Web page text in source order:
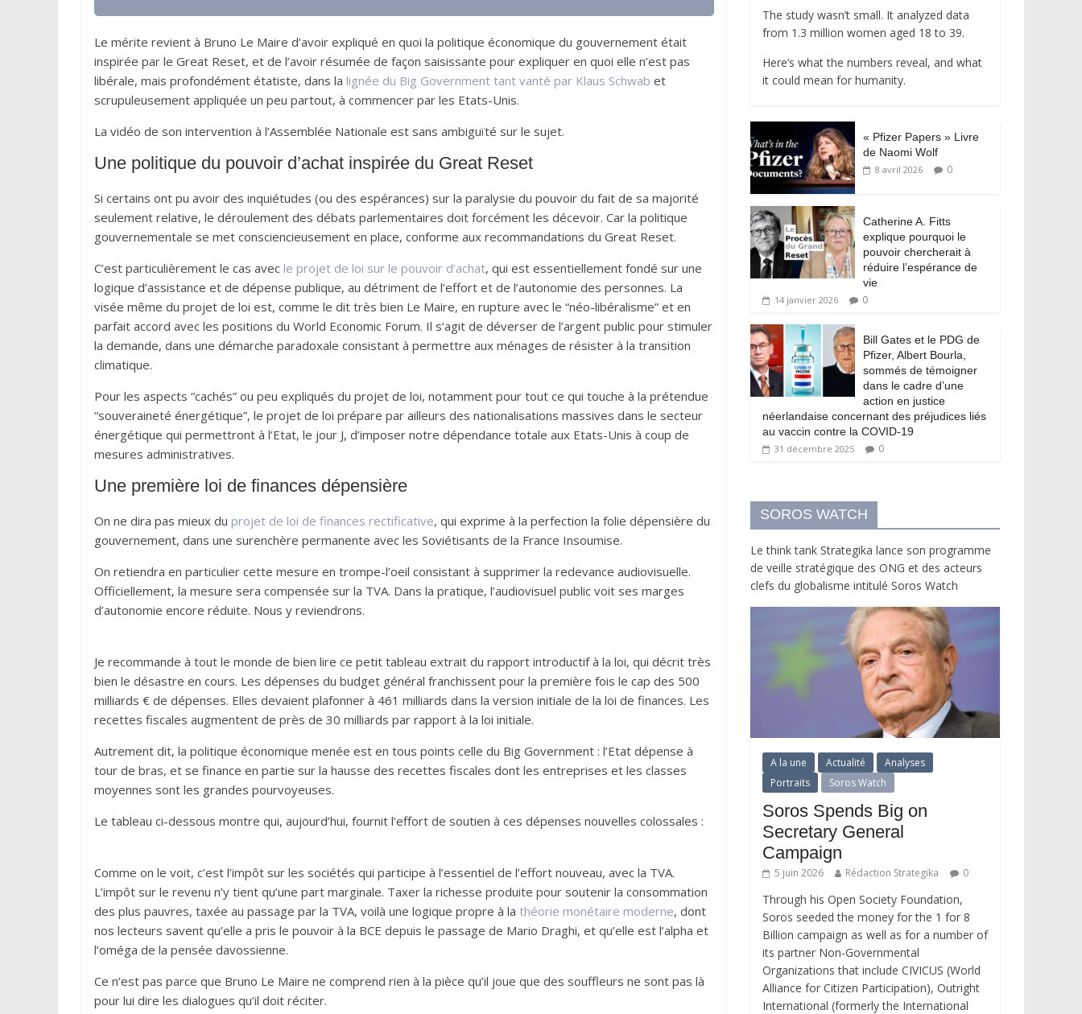
Le mérite revient à Bruno Le Maire d’avoir expliqué en quoi la politique économique du gouvernement était
inspirée par le Great Reset, et de l’avoir résumée de façon saisissante pour expliquer en quoi elle n’est pas
libérale, mais profondément étatiste, dans la lignée du Big Government tant vanté par Klaus Schwab et
scrupuleusement appliquée un peu partout, à commencer par les Etats-Unis.
La vidéo de son intervention à l’Assemblée Nationale est sans ambiguïté sur le sujet.
Une politique du pouvoir d’achat inspirée du Great Reset
Si certains ont pu avoir des inquiétudes (ou des espérances) sur la paralysie du pouvoir du fait de sa majorité
seulement relative, le déroulement des débats parlementaires doit forcément les décevoir. Car la politique
gouvernementale se met consciencieusement en place, conforme aux recommandations du Great Reset.
C’est particulièrement le cas avec le projet de loi sur le pouvoir d’achat, qui est essentiellement fondé sur une
logique d’assistance et de dépense publique, au détriment de l’effort et de l’autonomie des personnes. La
visée même du projet de loi est, comme le dit très bien Le Maire, en rupture avec le “néo-libéralisme” et en
parfait accord avec les positions du World Economic Forum. Il s’agit de déverser de l’argent public pour stimuler
la demande, dans une démarche paradoxale consistant à permettre aux ménages de résister à la transition
climatique.
Pour les aspects “cachés” ou peu expliqués du projet de loi, notamment pour tout ce qui touche à la prétendue
“souveraineté énergétique”, le projet de loi prépare par ailleurs des nationalisations massives dans le secteur
énergétique qui permettront à l’Etat, le jour J, d’imposer notre dépendance totale aux Etats-Unis à coup de
mesures administratives.
Une première loi de finances dépensière
On ne dira pas mieux du projet de loi de finances rectificative, qui exprime à la perfection la folie dépensière du
gouvernement, dans une surenchère permanente avec les Soviétisants de la France Insoumise.
On retiendra en particulier cette mesure en trompe-l’oeil consistant à supprimer la redevance audiovisuelle.
Officiellement, la mesure sera compensée sur la TVA. Dans la pratique, l’audiovisuel public voit ses marges
d’autonomie encore réduite. Nous y reviendrons.
Je recommande à tout le monde de bien lire ce petit tableau extrait du rapport introductif à la loi, qui décrit très
bien le désastre en cours. Les dépenses du budget général franchissent pour la première fois le cap des 500
milliards € de dépenses. Elles devaient plafonner à 461 milliards dans la version initiale de la loi de finances. Les
recettes fiscales augmentent de près de 30 milliards par rapport à la loi initiale.
Autrement dit, la politique économique menée est en tous points celle du Big Government : l’Etat dépense à
tour de bras, et se finance en partie sur la hausse des recettes fiscales dont les entreprises et les classes
moyennes sont les grandes pourvoyeuses.
Le tableau ci-dessous montre qui, aujourd’hui, fournit l’effort de soutien à ces dépenses nouvelles colossales :
Comme on le voit, c’est l’impôt sur les sociétés qui participe à l’essentiel de l’effort nouveau, avec la TVA.
L’impôt sur le revenu n’y tient qu’une part marginale. Taxer la richesse produite pour soutenir la consommation
des plus pauvres, taxée au passage par la TVA, voilà une logique propre à la théorie monétaire moderne, dont
nos lecteurs savent qu’elle a pris le pouvoir à la BCE depuis le passage de Mario Draghi, et qu’elle est l’alpha et
l’oméga de la pensée davossienne.
Ce n’est pas parce que Bruno Le Maire ne comprend rien à la pièce qu’il joue que des souffleurs ne sont pas là
pour lui dire les dialogues qu’il doit réciter.
The study wasn’t small. It analyzed data
from 1.3 million women aged 18 to 39.
Here’s what the numbers reveal, and what
it could mean for humanity.
« Pfizer Papers » Livre
de Naomi Wolf
8 avril 2026 0
Catherine A. Fitts
explique pourquoi le
pouvoir chercherait à
réduire l’espérance de
vie
14 janvier 2026 0
Bill Gates et le PDG de
Pfizer, Albert Bourla,
sommés de témoigner
dans le cadre d’une
action en justice
néerlandaise concernant des préjudices liés
au vaccin contre la COVID-19
31 décembre 2025 0
SOROS WATCH
Le think tank Strategika lance son programme
de veille stratégique des ONG et des acteurs
clefs du globalisme intitulé Soros Watch
A la une Actualité
Analyses
Portraits
Soros Watch
Soros Spends Big on
Secretary General
Campaign
5 juin 2026 Rédaction Strategika 0
Through his Open Society Foundation,
Soros seeded the money for the 1 for 8
Billion campaign as well as for a number of
its partner Non-Governmental
Organizations that include CIVICUS (World
Alliance for Citizen Participation), Outright
International (formerly the International